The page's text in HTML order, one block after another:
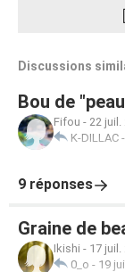
Discussions
Bou de
Fifou - 22 juil.
K-DILLAC -
9 réponses
Graine de
Ikishi - 17 juil.
0_o - 19